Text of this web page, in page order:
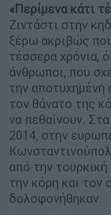
«Περίμενα κάτι
Ζιντάστι στην
ξέρω ακριβώς
τέσσερα χρόνια,
άνθρωποι, που
την αποτυχημένη
τον θάνατο της
να πεθαίνουν.
2014, στην
από την
την κόρη και τον
δολοφονήθηκαν.